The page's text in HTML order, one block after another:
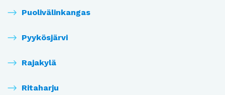
Puolivälinkangas
Pyykösjärvi
Rajakylä
Ritaharju